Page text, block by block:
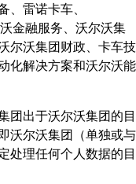
、雷诺卡车、
金融服务、沃尔沃集
尔沃集团财政、卡车技
化解决方案和沃尔沃能
团出于沃尔沃集团的目
沃尔沃集团（单独或与
处理任何个人数据的目